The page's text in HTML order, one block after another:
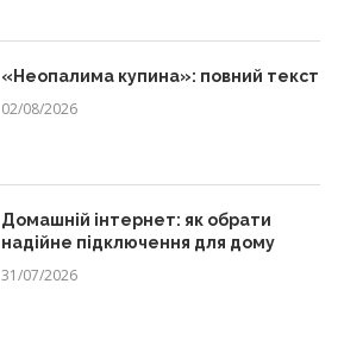
«Неопалима купина»: повний текст
02/08/2026
Домашній інтернет: як обрати
надійне підключення для дому
31/07/2026